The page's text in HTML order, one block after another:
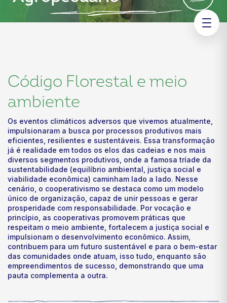
Código Florestal e meio
ambiente
Os eventos climáticos adversos que vivemos atualmente,
impulsionaram a busca por processos produtivos mais
eficientes, resilientes e sustentáveis. Essa transformação
já é realidade em todos os elos das cadeias e nos mais
diversos segmentos produtivos, onde a famosa tríade da
sustentabilidade (equilíbrio ambiental, justiça social e
viabilidade econômica) caminham lado a lado. Nesse
cenário, o cooperativismo se destaca como um modelo
único de organização, capaz de unir pessoas e gerar
prosperidade com responsabilidade. Por vocação e
princípio, as cooperativas promovem práticas que
respeitam o meio ambiente, fortalecem a justiça social e
impulsionam o desenvolvimento econômico. Assim,
contribuem para um futuro sustentável e para o bem-estar
das comunidades onde atuam, isso tudo, enquanto são
empreendimentos de sucesso, demonstrando que uma
pauta complementa a outra.